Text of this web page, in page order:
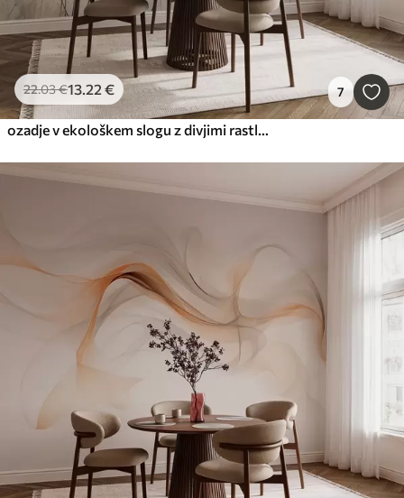
22.03€13.22 € 7
ozadje v ekološkem slogu z divjimi rastlinami v pastelnih barvah